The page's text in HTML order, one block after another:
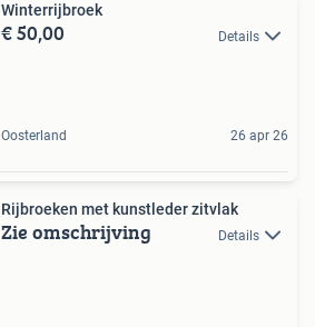
Winterrijbroek
€ 50,00 Details
Oosterland 26 apr 26
Rijbroeken met kunstleder zitvlak
Zie omschrijving Details